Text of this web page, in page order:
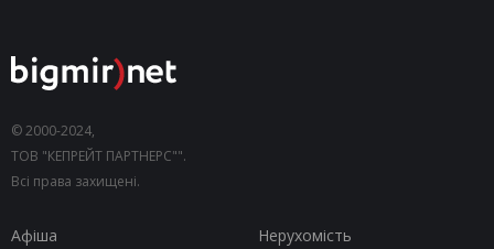
© 2000-2024,
ТОВ "КЕПРЕЙТ ПАРТНЕРС"".
Всі права захищені.
Афіша
Нерухомість